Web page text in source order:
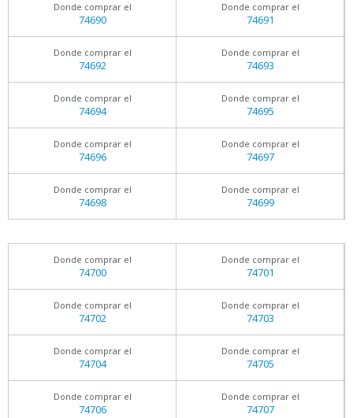
Donde comprar el
74690
Donde comprar el
74691
Donde comprar el
74692
Donde comprar el
74693
Donde comprar el
74694
Donde comprar el
74695
Donde comprar el
74696
Donde comprar el
74697
Donde comprar el
74698
Donde comprar el
74699
Donde comprar el
74700
Donde comprar el
74701
Donde comprar el
74702
Donde comprar el
74703
Donde comprar el
74704
Donde comprar el
74705
Donde comprar el
74706
Donde comprar el
74707